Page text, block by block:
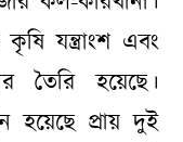
যন্ত্রাংশ এবং
তৈরি হয়েছে।
হয়েছে প্রায় দুই